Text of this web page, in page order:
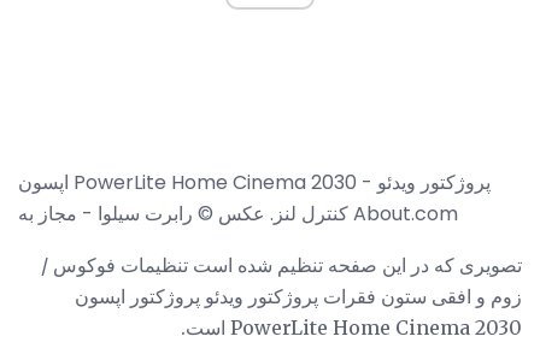
اپسون PowerLite Home Cinema 2030 پروژکتور ویدئو -
کنترل لنز. عکس © رابرت سیلوا - مجاز به About.com
تصویری که در این صفحه تنظیم شده است تنظیمات فوکوس /
زوم و افقی ستون فقرات پروژکتور ویدئو پروژکتور اپسون
PowerLite Home Cinema 2030 است.